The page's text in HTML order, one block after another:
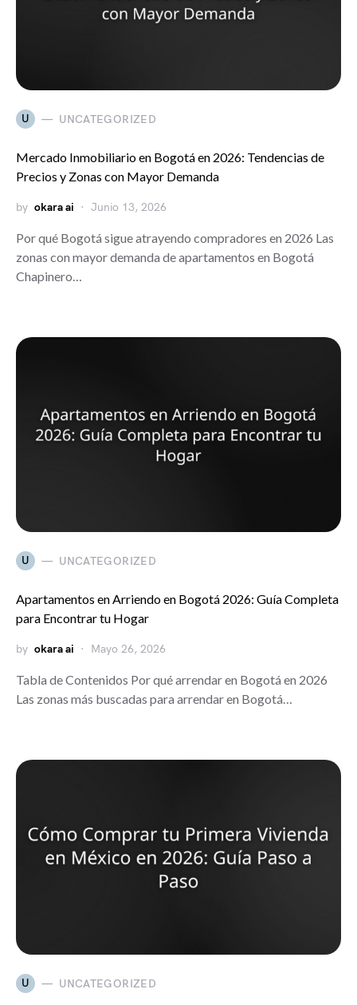
U UNCATEGORIZED
Mercado Inmobiliario en Bogotá en 2026: Tendencias de
Precios y Zonas con Mayor Demanda
by okara ai Junio 13, 2026
Por qué Bogotá sigue atrayendo compradores en 2026 Las
zonas con mayor demanda de apartamentos en Bogotá
Chapinero…
U UNCATEGORIZED
Apartamentos en Arriendo en Bogotá 2026: Guía Completa
para Encontrar tu Hogar
by okara ai Mayo 26, 2026
Tabla de Contenidos Por qué arrendar en Bogotá en 2026
Las zonas más buscadas para arrendar en Bogotá…
U UNCATEGORIZED